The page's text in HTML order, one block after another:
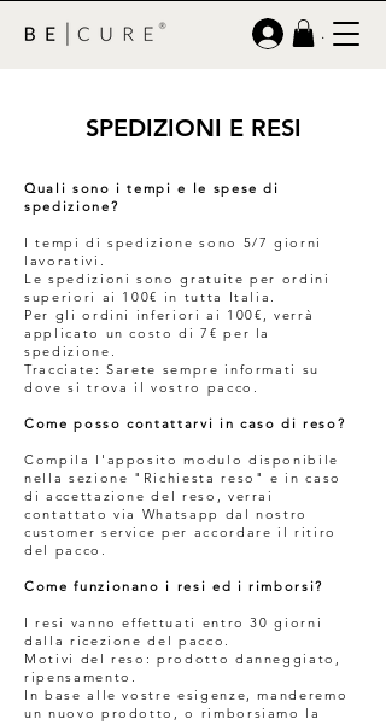
.
SPEDIZIONI E RESI
Quali sono i tempi e le spese di
spedizione?
I tempi di spedizione sono 5/7 giorni
lavorativi.
Le spedizioni sono gratuite per ordini
superiori ai 100€ in tutta Italia.
Per gli ordini inferiori ai 100€, verrà
applicato un costo di 7€ per la
spedizione.
Tracciate: Sarete sempre informati su
dove si trova il vostro pacco.
Come posso contattarvi in caso di reso?
Compila l'apposito modulo disponibile
nella sezione "Richiesta reso" e in caso
di accettazione del reso, verrai
contattato via Whatsapp dal nostro
customer service per accordare il ritiro
del pacco.
Come funzionano i resi ed i rimborsi?
I resi vanno effettuati entro 30 giorni
dalla ricezione del pacco.
Motivi del reso: prodotto danneggiato,
ripensamento.
In base alle vostre esigenze, manderemo
un nuovo prodotto, o rimborsiamo la